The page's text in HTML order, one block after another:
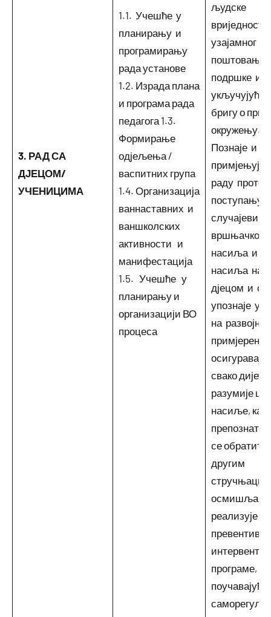
3. РАД СА
ДЈЕЦОМ/
УЧЕНИЦИМА
1.1. Учешће у
планирању и
програмирању
рада установе
1.2. Израда плана
и програма рада
педагога 1.3.
Формирање
одјељења /
васпитних група
1.4. Организација
ваннаставних и
ваншколских
активности и
манифестација
1.5. Учешће у
планирању и
организацији ВО
процеса
људске
вриједности
узајамног
поштовања,
подршке и
укључујући
бригу о
окружењу. •
Познаје и
примјењује
раду
поступању
вршњачког
насиља и
насиља над
дјецом и
упознаје
на развојно
примјерен
свако дијете
разумије
насиље,
препознати
се
другим
реализује
програме,
поучавајући